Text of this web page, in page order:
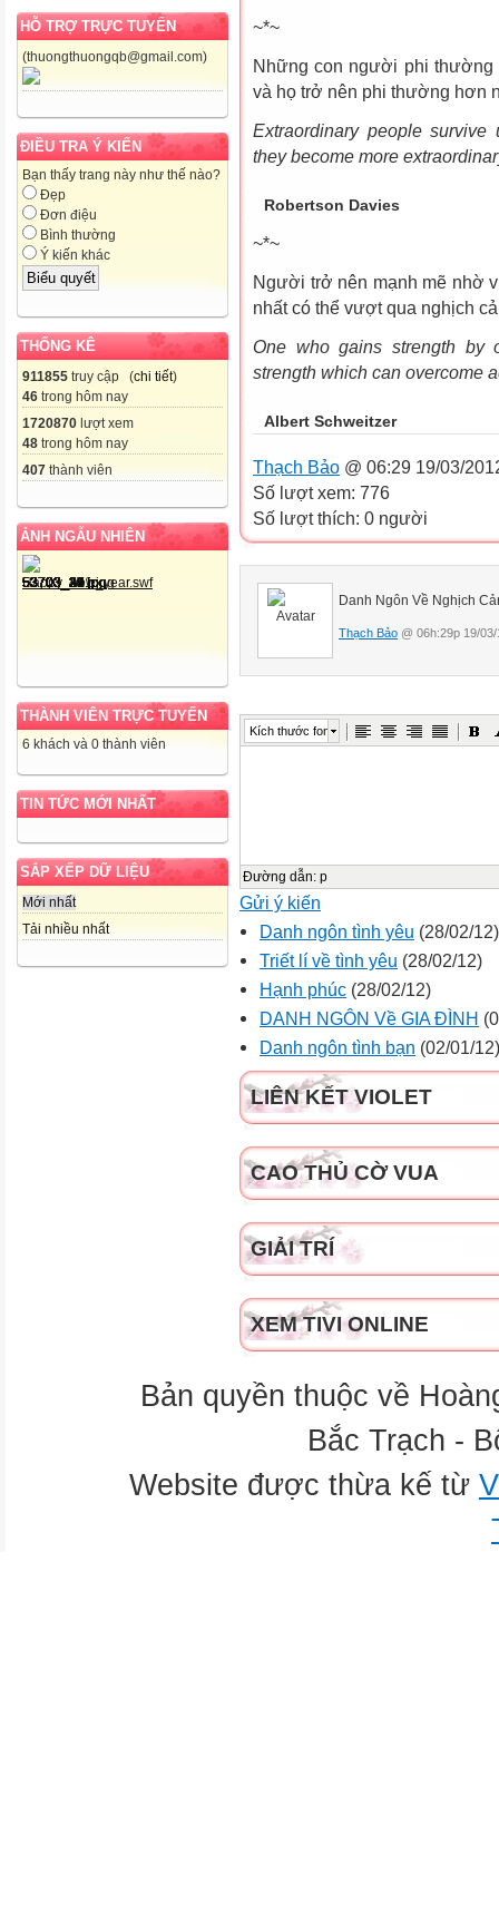
HỖ TRỢ TRỰC TUYẾN
(thuongthuongqb@gmail.com)
ĐIỀU TRA Ý KIẾN
Bạn thấy trang này như thế nào?
Đẹp
Đơn điệu
Bình thường
Ý kiến khác
THỐNG KÊ
911855 truy cập (chi tiết)
46 trong hôm nay
1720870 lượt xem
48 trong hôm nay
407 thành viên
ẢNH NGẪU NHIÊN
THÀNH VIÊN TRỰC TUYẾN
6 khách và 0 thành viên
TIN TỨC MỚI NHẤT
SẮP XẾP DỮ LIỆU
Mới nhất
Tải nhiều nhất
~*~
Những con người phi thường
và họ trở nên phi thường hơn
Extraordinary people survive
they become more
Robertson Davies
~*~
Người trở nên mạnh mẽ nhờ
nhất có thể vượt qua nghịch
One who gains strength by
strength which can overcome
Albert Schweitzer
Thạch Bảo @ 06:29 19/03/
Số lượt xem: 776
Số lượt thích: 0 người
Danh Ngôn Về Nghịch
Thạch Bảo @ 06h:29p 19/03/
Kích thước font
Đường dẫn: p
Gửi ý kiến
Danh ngôn tình yêu (28/02/12)
Triết lí về tình yêu (28/02/12)
Hạnh phúc (28/02/12)
DANH NGÔN Về GIA ĐÌNH
Danh ngôn tình bạn (02/01/12)
LIÊN KẾT VIOLET
CAO THỦ CỜ VUA
GIẢI TRÍ
XEM TIVI ONLINE
Bản quyền thuộc về
Bắc Trạch -
Website được thừa kế từ